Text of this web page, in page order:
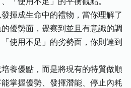
揮成生命中的禮物，當你理解了
優勢面，覺察到並且有意識的調
使用不足」的劣勢面，你則達到
養優點，而是將現有的特質做順
掌握優勢、發揮潛能、停止內耗